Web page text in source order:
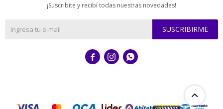
¡Suscribite y recibí todas nuestras novedades!
SUSCRIBIRME
  